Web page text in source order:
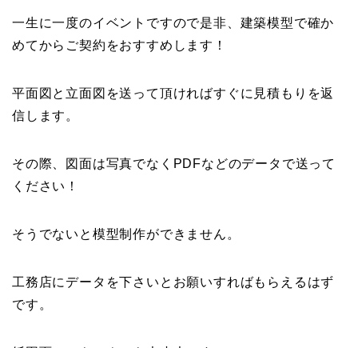
一生に一度のイベントですので是非、建築模型で確か
めてからご契約をおすすめします！
平面図と立面図を送って頂ければすぐに見積もりを返
信します。
その際、図面は写真でなくPDFなどのデータで送って
ください！
そうでないと模型制作ができません。
工務店にデータを下さいとお願いすればもらえるはず
です。